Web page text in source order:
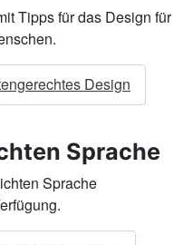
Tipps für das Design für
Design
Sprache
Sprache